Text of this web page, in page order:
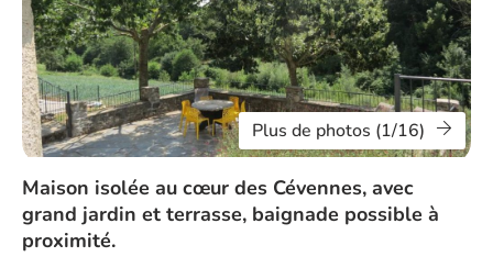
Plus de photos (1/16)
Maison isolée au cœur des Cévennes, avec
grand jardin et terrasse, baignade possible à
proximité.